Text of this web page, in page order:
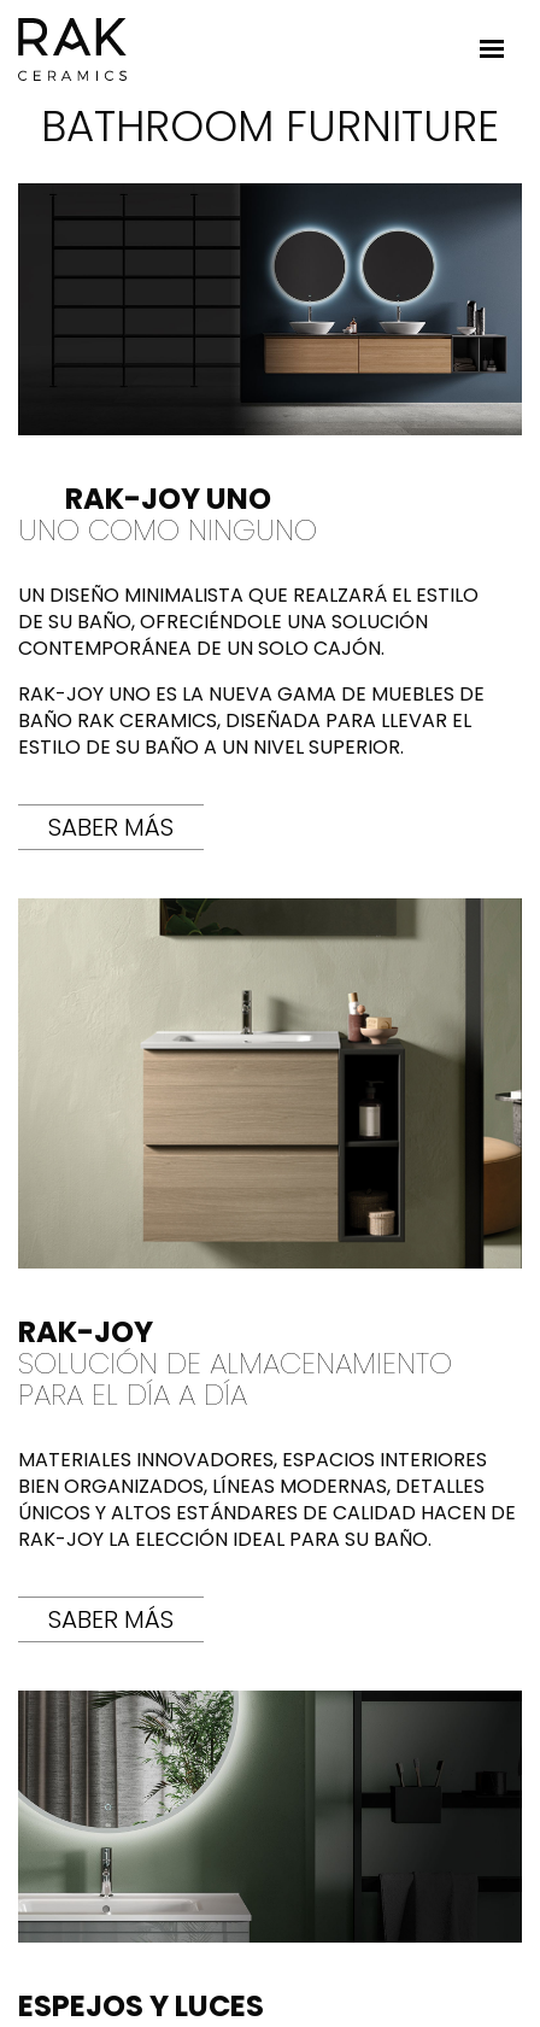
BATHROOM FURNITURE
RAK-JOY UNO
UNO COMO NINGUNO
UN DISEÑO MINIMALISTA QUE REALZARÁ EL ESTILO
DE SU BAÑO, OFRECIÉNDOLE UNA SOLUCIÓN
CONTEMPORÁNEA DE UN SOLO CAJÓN.
RAK-JOY UNO ES LA NUEVA GAMA DE MUEBLES DE
BAÑO RAK CERAMICS, DISEÑADA PARA LLEVAR EL
ESTILO DE SU BAÑO A UN NIVEL SUPERIOR.
SABER MÁS
RAK-JOY
SOLUCIÓN DE ALMACENAMIENTO
PARA EL DÍA A DÍA
MATERIALES INNOVADORES, ESPACIOS INTERIORES
BIEN ORGANIZADOS, LÍNEAS MODERNAS, DETALLES
ÚNICOS Y ALTOS ESTÁNDARES DE CALIDAD HACEN DE
RAK-JOY LA ELECCIÓN IDEAL PARA SU BAÑO.
SABER MÁS
ESPEJOS Y LUCES